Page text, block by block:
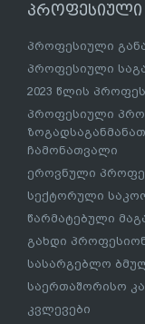
პროფესიული
პროფესიული
პროფესიული
2023 წლის
პროფესიული
ჩამონათვალი
ეროვნული
სექტორული
წარმატებული
გახდი
სასარგებლო
საერთაშორისო
კვლევები